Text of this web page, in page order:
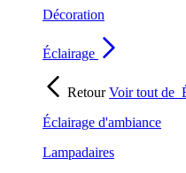
Décoration
Éclairage
RetourVoir tout de
Éclairage d'ambiance
Lampadaires